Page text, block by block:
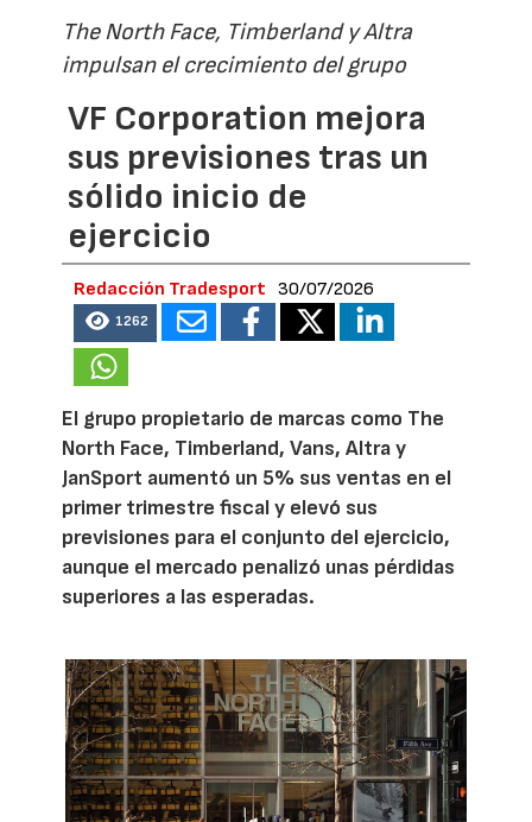
The North Face, Timberland y Altra
impulsan el crecimiento del grupo
VF Corporation mejora
sus previsiones tras un
sólido inicio de
ejercicio
Redacción Tradesport 30/07/2026
1262
El grupo propietario de marcas como The
North Face, Timberland, Vans, Altra y
JanSport aumentó un 5% sus ventas en el
primer trimestre fiscal y elevó sus
previsiones para el conjunto del ejercicio,
aunque el mercado penalizó unas pérdidas
superiores a las esperadas.